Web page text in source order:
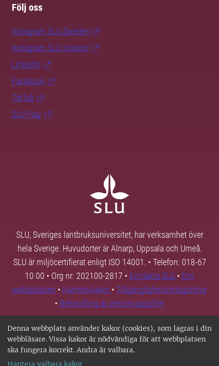
Denna webbplats använder kakor (cookies), som lagras i din
webbläsare. Vissa kakor är nödvändiga för att webbplatsen
ska fungera korrekt. Andra är valbara.
Hantera valbara kakor
Följ oss
Instagram SLU.Sweden
Instagram SLU.student
LinkedIn
Facebook
TikTok
SLU Play
SLU, Sveriges lantbruksuniversitet, har verksamhet över
hela Sverige. Huvudorter är Alnarp, Uppsala och Umeå.
SLU är miljöcertifierat enligt ISO 14001. • Telefon: 018-67
10 00 • Org nr: 202100-2817 • Kontakta SLU • Om
webbplatsen • Hantera kakor • Tillgänglighetsredogörelse
• Behandling av personuppgifter